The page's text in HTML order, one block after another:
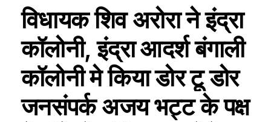
विधायक शिव अरोरा ने इंद्रा
कॉलोनी, इंद्रा आदर्श बंगाली
कॉलोनी मे किया डोर टू डोर
जनसंपर्क अजय भट्ट के पक्ष